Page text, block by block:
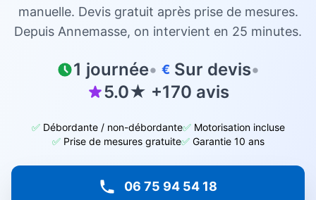
manuelle. Devis gratuit après prise de mesures.
Depuis Annemasse, on intervient en 25 minutes.
1 journée• € Sur devis•
5.0★ +170 avis
✅ Débordante / non-débordante✅ Motorisation incluse
✅ Prise de mesures gratuite✅ Garantie 10 ans
06 75 94 54 18